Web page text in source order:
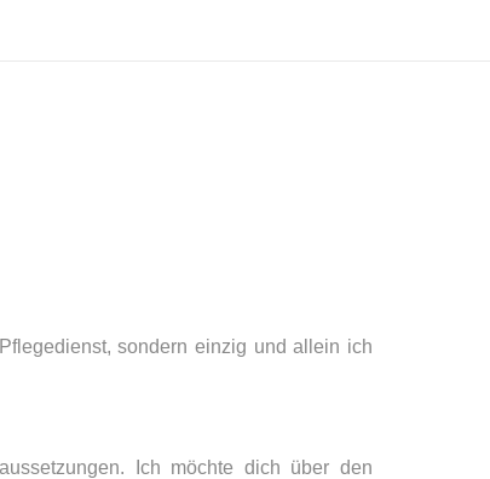
sondern einzig und allein ich
Ich möchte dich über den